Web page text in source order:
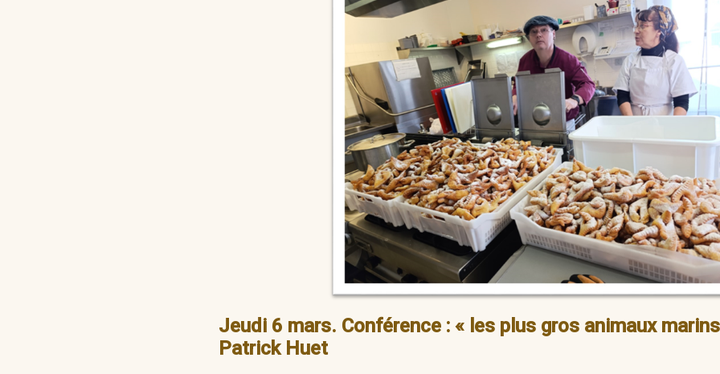
Jeudi 6 mars. Conférence : « les plus gros animaux
Patrick Huet